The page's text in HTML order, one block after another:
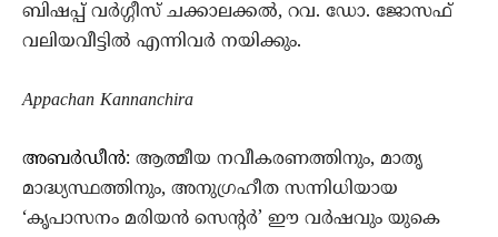
ബിഷപ്പ് വർഗ്ഗീസ് ചക്കാലക്കൽ, റവ. ഡോ. ജോസഫ്
വലിയവീട്ടിൽ എന്നിവർ നയിക്കും.
Appachan Kannanchira
അബർഡീൻ: ആത്മീയ നവീകരണത്തിനും, മാതൃ
മാദ്ധ്യസ്ഥത്തിനും, അനുഗ്രഹീത സന്നിധിയായ
‘കൃപാസനം മരിയൻ സെന്റർ’ ഈ വർഷവും യുകെ